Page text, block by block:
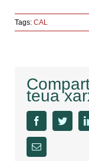
Tags: CAL
teua
facebook
Email